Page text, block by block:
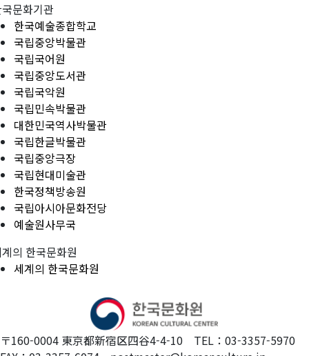
문화기관
한국예술종합학교
국립중앙박물관
국립국어원
국립중앙도서관
국립국악원
국립민속박물관
대한민국역사박물관
국립한글박물관
국립중앙극장
국립현대미술관
한국정책방송원
국립아시아문화전당
예술원사무국
의 한국문화원
세계의 한국문화원
〒160-0004 東京都新宿区四谷4-4-10 TEL：03-3357-5970